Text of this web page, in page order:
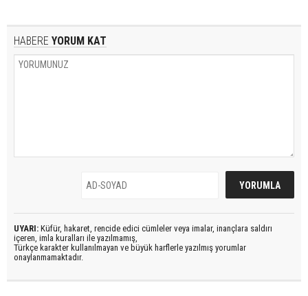
HABERE YORUM KAT
UYARI: Küfür, hakaret, rencide edici cümleler veya imalar, inançlara saldırı
içeren, imla kuralları ile yazılmamış,
Türkçe karakter kullanılmayan ve büyük harflerle yazılmış yorumlar
onaylanmamaktadır.